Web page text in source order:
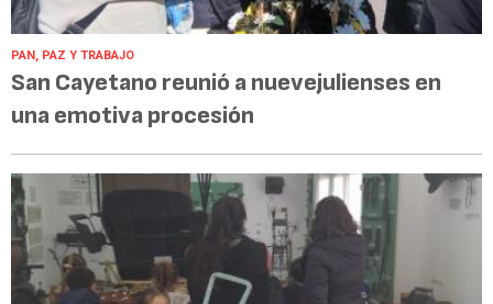
PAN, PAZ Y TRABAJO
San Cayetano reunió a nuevejulienses en
una emotiva procesión